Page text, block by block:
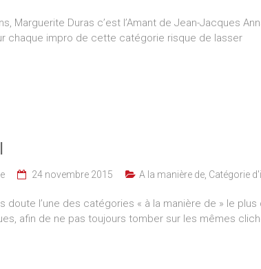
Marguerite Duras c’est l’Amant de Jean-Jacques
chaque impro de cette catégorie risque de lasser
24 novembre 2015 A la manière de Catégorie
doute l’une des catégories « à la manière de » le
afin de ne pas toujours tomber sur les mêmes